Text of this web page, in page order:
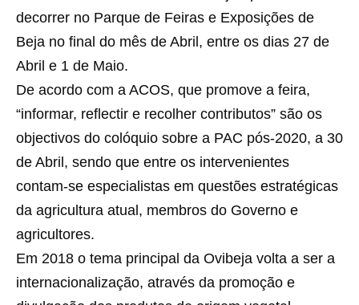
decorrer no Parque de Feiras e Exposições de
Beja no final do mês de Abril, entre os dias 27 de
Abril e 1 de Maio.
De acordo com a ACOS, que promove a feira,
“informar, reflectir e recolher contributos” são os
objectivos do colóquio sobre a PAC pós-2020, a 30
de Abril, sendo que entre os intervenientes
contam-se especialistas em questões estratégicas
da agricultura atual, membros do Governo e
agricultores.
Em 2018 o tema principal da Ovibeja volta a ser a
internacionalização, através da promoção e